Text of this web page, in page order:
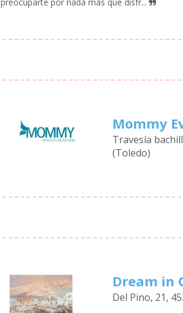
Mommy
Travesía
(Toledo)
Dream in
Del Pino, 21,